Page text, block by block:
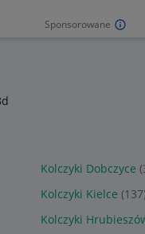
Sponsorowane
Kolczyki Dobczyce
Kolczyki Kielce
Kolczyki